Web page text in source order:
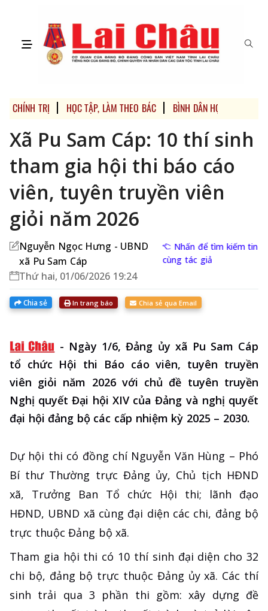
CHÍNH TRỊ HỌC TẬP, LÀM THEO BÁC BÌNH DÂN HỌC VỤ SỐ
Xã Pu Sam Cáp: 10 thí sinh
tham gia hội thi báo cáo
viên, tuyên truyền viên
giỏi năm 2026
Nguyễn Ngọc Hưng - UBND
xã Pu Sam Cáp
Nhấn để tìm kiếm tin
cùng tác giả
Thứ hai, 01/06/2026 19:24
Chia sẻ In trang báo Chia sẻ qua Email
- Ngày 1/6, Đảng ủy xã Pu Sam Cáp
tổ chức Hội thi Báo cáo viên, tuyên truyền
viên giỏi năm 2026 với chủ đề tuyên truyền
Nghị quyết Đại hội XIV của Đảng và nghị quyết
đại hội đảng bộ các cấp nhiệm kỳ 2025 – 2030.
Dự hội thi có đồng chí Nguyễn Văn Hùng – Phó
Bí thư Thường trực Đảng ủy, Chủ tịch HĐND
xã, Trưởng Ban Tổ chức Hội thi; lãnh đạo
HĐND, UBND xã cùng đại diện các chi, đảng bộ
trực thuộc Đảng bộ xã.
Tham gia hội thi có 10 thí sinh đại diện cho 32
chi bộ, đảng bộ trực thuộc Đảng ủy xã. Các thí
sinh trải qua 3 phần thi gồm: xây dựng đề